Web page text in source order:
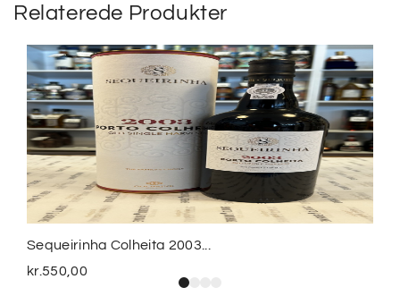
Relaterede Produkter
Sequeirinha Colheita 2003...
kr.550,00